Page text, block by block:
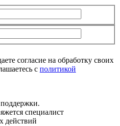
согласие на обработку своих
с политикой
специалист
действий